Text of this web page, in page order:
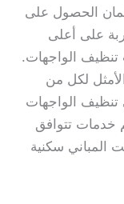
الحصول على
على أعلى
الواجهات.
لكل من
الواجهات
خدمات تتوافق
المباني سكنية